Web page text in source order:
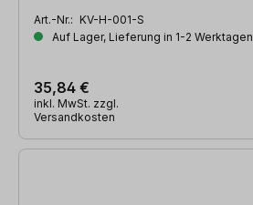
Art.-Nr.: KV-H-001-S
Auf Lager, Lieferung in 1-2 Werktagen
35,84 €
inkl. MwSt. zzgl.
Versandkosten